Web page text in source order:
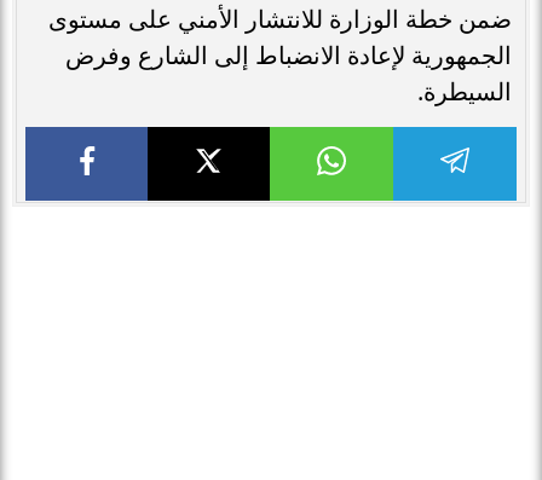
ضمن خطة الوزارة للانتشار الأمني على مستوى
الجمهورية لإعادة الانضباط إلى الشارع وفرض
السيطرة.